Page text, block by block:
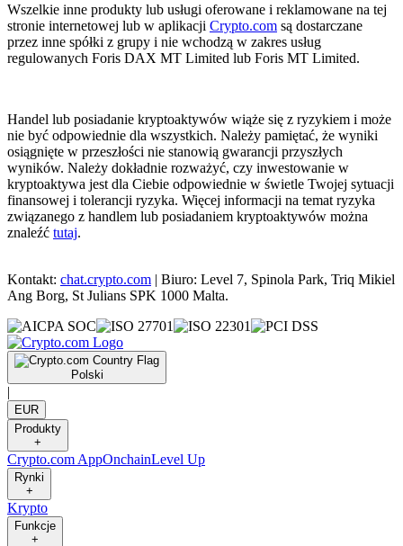
Wszelkie inne produkty lub usługi oferowane i reklamowane na tej
stronie internetowej lub w aplikacji Crypto.com są dostarczane
przez inne spółki z grupy i nie wchodzą w zakres usług
regulowanych Foris DAX MT Limited lub Foris MT Limited.
Handel lub posiadanie kryptoaktywów wiąże się z ryzykiem i może
nie być odpowiednie dla wszystkich. Należy pamiętać, że wyniki
osiągnięte w przeszłości nie stanowią gwarancji przyszłych
wyników. Należy dokładnie rozważyć, czy inwestowanie w
kryptoaktywa jest dla Ciebie odpowiednie w świetle Twojej sytuacji
finansowej i tolerancji ryzyka. Więcej informacji na temat ryzyka
związanego z handlem lub posiadaniem kryptoaktywów można
znaleźć tutaj.
Kontakt: chat.crypto.com | Biuro: Level 7, Spinola Park, Triq Mikiel
Ang Borg, St Julians SPK 1000 Malta.
Polski
|
EUR
Produkty
+
Crypto.com AppOnchainLevel Up
Rynki
+
Krypto
Funkcje
+